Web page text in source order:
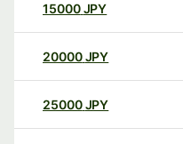
15000 JPY
20000 JPY
25000 JPY